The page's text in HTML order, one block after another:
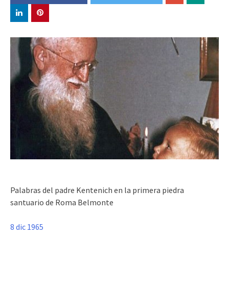
Palabras del padre Kentenich en la primera piedra
santuario de Roma Belmonte
8 dic 1965